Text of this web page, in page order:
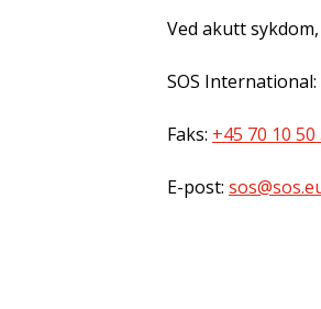
Ved akutt
SOS International:
Faks: +45 70 10 50
E-post: